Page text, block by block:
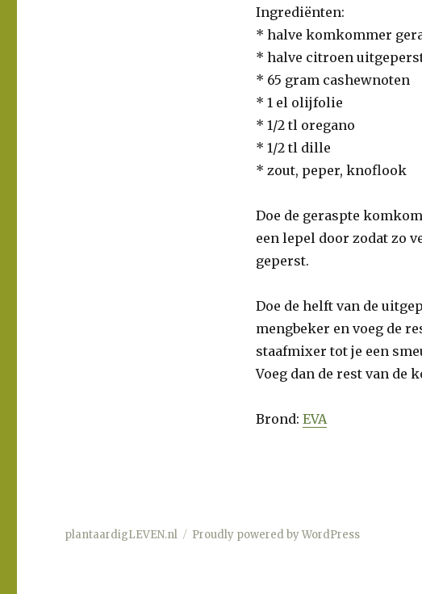
Ingrediënten:
* halve komkommer
* halve citroen
* 65 gram cashewnoten
* 1 el olijfolie
* 1/2 tl oregano
* 1/2 tl dille
* zout, peper, knoflook
Doe de geraspte
een lepel door zodat zo
geperst.
Doe de helft van de
mengbeker en voeg de
staafmixer tot je een
Voeg dan de rest van de
Brond: EVA
plantaardigLEVEN.nl Proudly powered by WordPress